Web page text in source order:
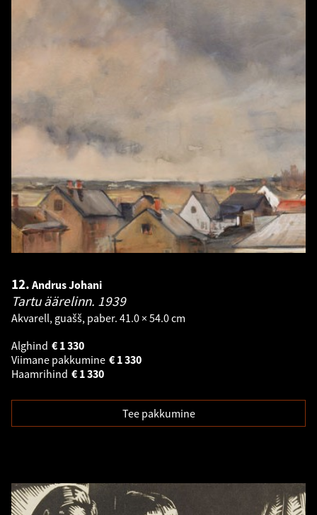
12. Andrus Johani
Tartu äärelinn. 1939
Akvarell, guašš, paber. 41.0 × 54.0 cm
Alghind
1 330
€
Viimane pakkumine
1 330
€
Haamrihind
1 330
€
Tee pakkumine